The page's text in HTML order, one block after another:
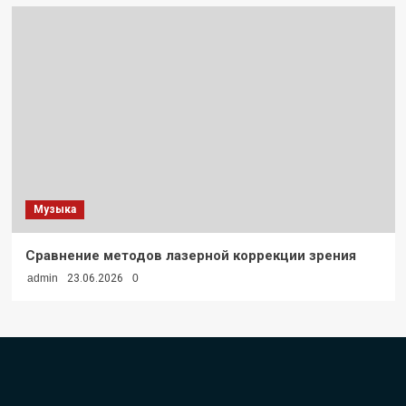
Музыка
Сравнение методов лазерной коррекции зрения
admin 23.06.2026 0